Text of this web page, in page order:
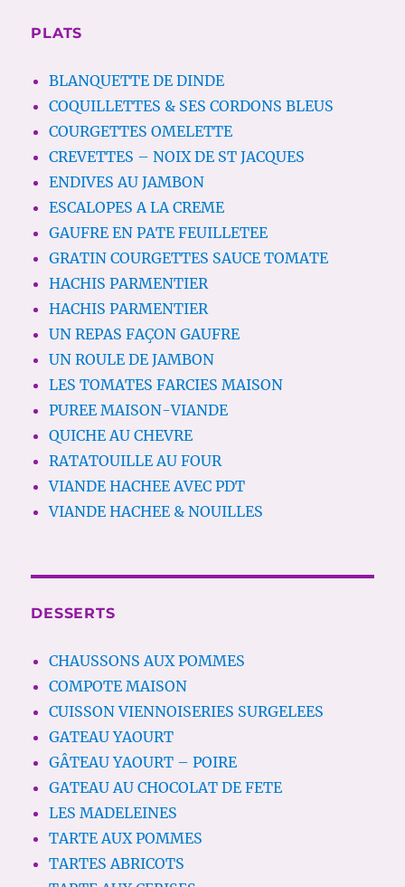
PLATS
BLANQUETTE DE DINDE
COQUILLETTES & SES CORDONS BLEUS
COURGETTES OMELETTE
CREVETTES – NOIX DE ST JACQUES
ENDIVES AU JAMBON
ESCALOPES A LA CREME
GAUFRE EN PATE FEUILLETEE
GRATIN COURGETTES SAUCE TOMATE
HACHIS PARMENTIER
HACHIS PARMENTIER
UN REPAS FAÇON GAUFRE
UN ROULE DE JAMBON
LES TOMATES FARCIES MAISON
PUREE MAISON-VIANDE
QUICHE AU CHEVRE
RATATOUILLE AU FOUR
VIANDE HACHEE AVEC PDT
VIANDE HACHEE & NOUILLES
DESSERTS
CHAUSSONS AUX POMMES
COMPOTE MAISON
CUISSON VIENNOISERIES SURGELEES
GATEAU YAOURT
GÂTEAU YAOURT – POIRE
GATEAU AU CHOCOLAT DE FETE
LES MADELEINES
TARTE AUX POMMES
TARTES ABRICOTS